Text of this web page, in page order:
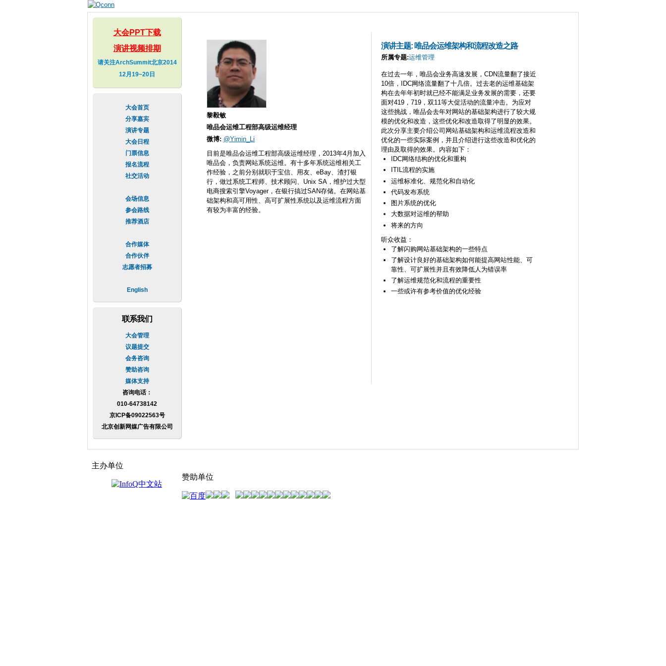
main
大会PPT下载
演讲视频排期
请关注ArchSummit北京2014
12月19~20日
大会首页
分享嘉宾
演讲专题
大会日程
门票信息
报名流程
社交活动
会场信息
参会路线
推荐酒店
合作媒体
合作伙伴
志愿者招募
English
联系我们
大会管理
议题提交
会务咨询
赞助咨询
媒体支持
咨询电话：
010-64738142
京ICP备09022563号
北京创新网媒广告有限公司
黎毅敏
唯品会运维工程部高级运维经理
微博: @Yimin_Li
目前是唯品会运维工程部高级运维经理，2013年4月加入
唯品会，负责网站系统运维。有十多年系统运维相关工
作经验，之前分别就职于宝信、用友、eBay、渣打银
行，做过系统工程师、技术顾问、Unix SA，维护过大型
电商搜索引擎Voyager，在银行搞过SAN存储。在网站基
础架构和高可用性、高可扩展性系统以及运维流程方面
有较为丰富的经验。
演讲主题: 唯品会运维架构和流程改造之路
所属专题:运维管理
在过去一年，唯品会业务高速发展，CDN流量翻了接近
10倍，IDC网络流量翻了十几倍。过去老的运维基础架
构在去年年初时就已经不能满足业务发展的需要，还要
面对419，719，双11等大促活动的流量冲击。为应对
这些挑战，唯品会去年对网站的基础架构进行了较大规
模的优化和改造，这些优化和改造取得了明显的效果。
此次分享主要介绍公司网站基础架构和运维流程改造和
优化的一些实际案例，并且介绍进行这些改造和优化的
理由及取得的效果。内容如下：
IDC网络结构的优化和重构
ITIL流程的实施
运维标准化、规范化和自动化
代码发布系统
图片系统的优化
大数据对运维的帮助
将来的方向
听众收益：
了解闪购网站基础架构的一些特点
了解设计良好的基础架构如何能提高网站性能、可
靠性、可扩展性并且有效降低人为错误率
了解运维规范化和流程的重要性
一些或许有参考价值的优化经验